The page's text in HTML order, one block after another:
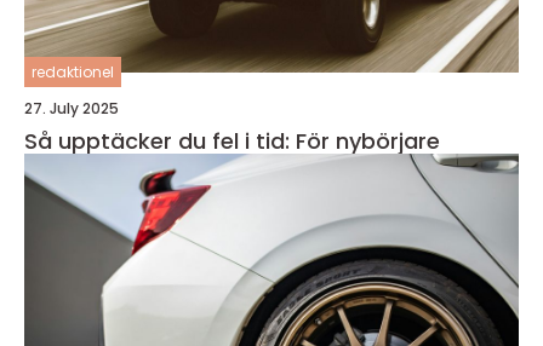
redaktionel
27. July 2025
Så upptäcker du fel i tid: För nybörjare